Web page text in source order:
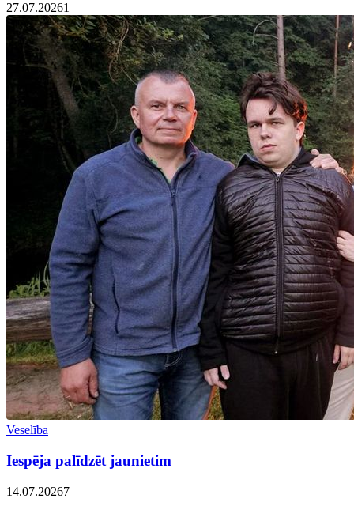
27.07.20261
Veselība
Iespēja palīdzēt jaunietim
14.07.20267